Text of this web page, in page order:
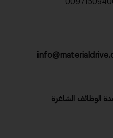
الوظائف الشاغرة